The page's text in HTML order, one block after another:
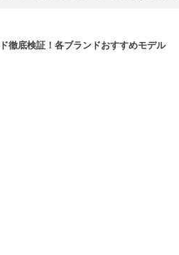
徹底検証！各ブランドおすすめモデル